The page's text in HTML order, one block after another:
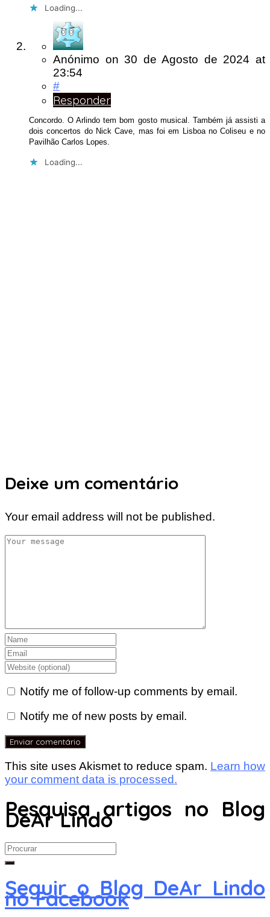
Loading...
Anónimo on30 de Agosto de 2024at
23:54
#
Responder
Concordo. O Arlindo tem bom gosto musical. Também já assisti a
dois concertos do Nick Cave, mas foi em Lisboa no Coliseu e no
Pavilhão Carlos Lopes.
Loading...
Deixe um comentário
Your email address will not be published.
Notify me of follow-up comments by email.
Notify me of new posts by email.
This site uses Akismet to reduce spam. Learn how
your comment data is processed.
Pesquisa artigos no Blog
DeAr Lindo
Search
for:
Seguir o Blog DeAr Lindo
no Facebook